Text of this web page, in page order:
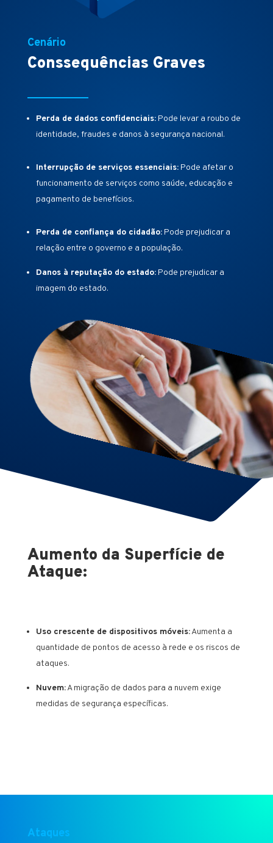
Cenário
Conssequências Graves
Perda de dados confidenciais:Pode levar a roubo de
identidade, fraudes e danos à segurança nacional.
Interrupção de serviços essenciais:Pode afetar o
funcionamento de serviços como saúde, educação e
pagamento de benefícios.
Perda de confiança do cidadão:Pode prejudicar a
relação entre o governo e a população.
Danos à reputação do estado:Pode prejudicar a
imagem do estado.
Aumento da Superfície de
Ataque:
Uso crescente de dispositivos móveis:Aumenta a
quantidade de pontos de acesso à rede e os riscos de
ataques.
Nuvem:A migração de dados para a nuvem exige
medidas de segurança específicas.
Ataques